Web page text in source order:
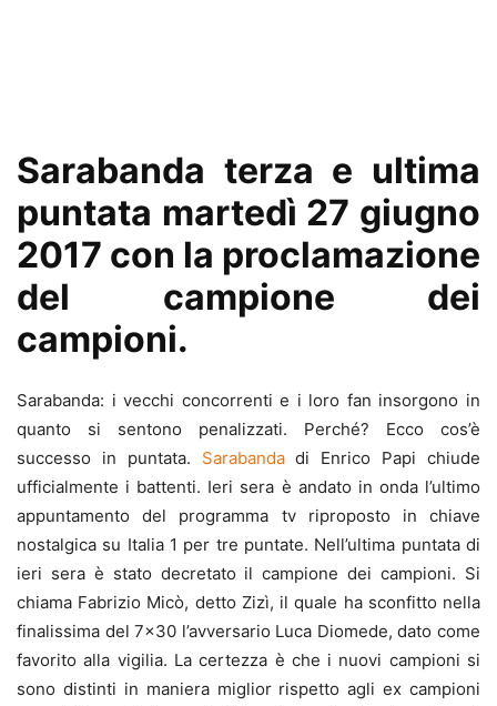
Sarabanda terza e ultima
puntata martedì 27 giugno
2017 con la proclamazione
del campione dei
campioni.
Sarabanda: i vecchi concorrenti e i loro fan insorgono in
quanto si sentono penalizzati. Perché? Ecco cos’è
successo in puntata. Sarabandadi Enrico Papi chiude
ufficialmente i battenti. Ieri sera è andato in onda l’ultimo
appuntamento del programma tv riproposto in chiave
nostalgica su Italia 1 per tre puntate. Nell’ultima puntata di
ieri sera è stato decretato il campione dei campioni. Si
chiama Fabrizio Micò, detto Zizì, il quale ha sconfitto nella
finalissima del 7×30 l’avversario Luca Diomede, dato come
favorito alla vigilia. La certezza è che i nuovi campioni si
sono distinti in maniera miglior rispetto agli ex campioni